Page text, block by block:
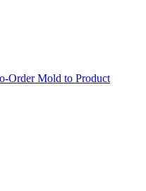
Mold to Product